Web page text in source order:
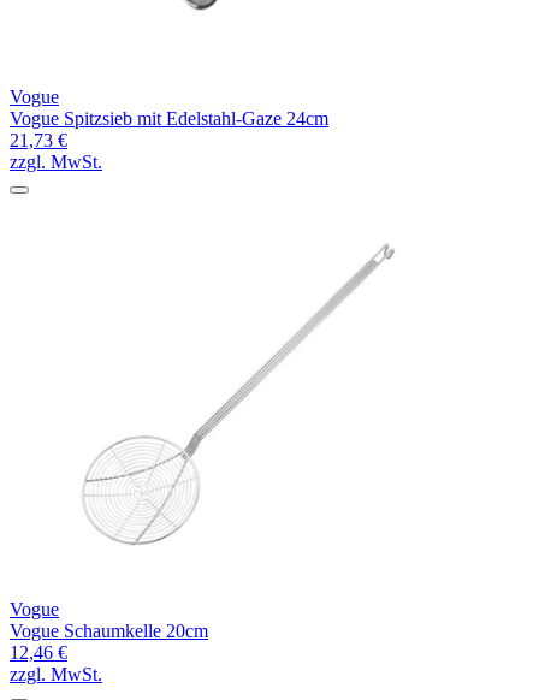
Vogue
Vogue Spitzsieb mit Edelstahl-Gaze 24cm
21,73 €
zzgl. MwSt.
Vogue
Vogue Schaumkelle 20cm
12,46 €
zzgl. MwSt.